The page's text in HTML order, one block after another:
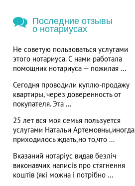
Последние отзывы
о нотариусах
Не советую пользоваться услугами
этого нотариуса. С нами работала
помощник нотариуса — пожилая ...
Сегодня проводили куплю-продажу
квартиры, через доверенность от
покупателя. Эта ...
25 лет вся моя семья пользуется
услугами Натальи Артемовны,иногда
приходилось ждать,но то,что ...
Вказаний нотаріус видав безліч
виконавчих написів про стягнення
коштів (які можна і потрібно ...